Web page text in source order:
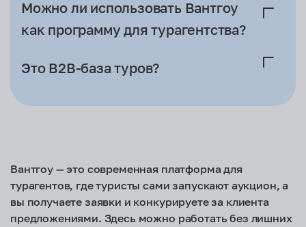
готовым спросом.
Мы не используем модель массовой рассылки
Заявки распределяются внутри платформы с
учётом текущей загрузки, чтобы сохранялся
баланс между количеством запросов и
Важны качество ответа, скорость реакции и
Можно ли использовать Вантгоу
как программу для турагентства?
Вантгоу не заменяет вашу CRM или систему
Это B2B-база туров?
Нет.
Вантгоу — это современная платформа для
турагентов, где туристы сами запускают аукцион, а
вы получаете заявки и конкурируете за клиента
предложениями. Здесь можно работать без лишних